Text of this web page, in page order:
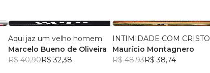
Aqui jaz um velho homem
Marcelo Bueno de Oliveira
R$ 40,90R$ 32,38
INTIMIDADE COM CRISTO
Maurício Montagnero
R$ 48,93R$ 38,74